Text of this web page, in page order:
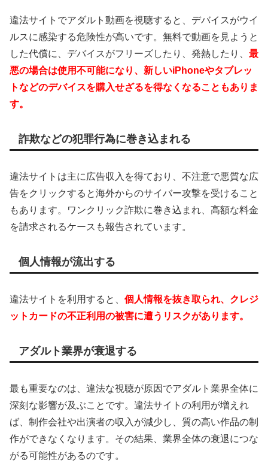
違法サイトでアダルト動画を視聴すると、デバイスがウイ
ルスに感染する危険性が高いです。無料で動画を見ようと
した代償に、デバイスがフリーズしたり、発熱したり、 最
悪の場合は使用不可能になり、新しいiPhoneやタブレッ
トなどのデバイスを購入せざるを得なくなることもありま
す。
詐欺などの犯罪行為に巻き込まれる
違法サイトは主に広告収入を得ており、不注意で悪質な広
告をクリックすると海外からのサイバー攻撃を受けること
もあります。ワンクリック詐欺に巻き込まれ、高額な料金
を請求されるケースも報告されています。
個人情報が流出する
違法サイトを利用すると、 個人情報を抜き取られ、クレジ
ットカードの不正利用の被害に遭うリスクがあります。
アダルト業界が衰退する
最も重要なのは、違法な視聴が原因でアダルト業界全体に
深刻な影響が及ぶことです。違法サイトの利用が増えれ
ば、制作会社や出演者の収入が減少し、質の高い作品の制
作ができなくなります。その結果、業界全体の衰退につな
がる可能性があるのです。